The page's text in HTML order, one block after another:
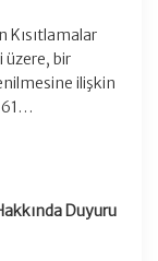
Kısıtlamalar
üzere, bir
ilişkin
61…
Duyuru